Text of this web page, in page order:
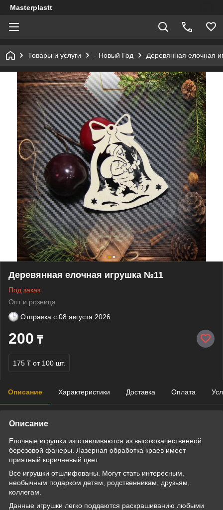
Masterplastt
Товары и услуги - Новый Год Деревянная елочная
Деревянная елочная игрушка №11
Под заказ
Опт и розница
Отправка с 08 августа 2026
200 ₸
175 ₸ от 100 шт.
Описание Характеристики Доставка Оплата
Описание
Елочные игрушки изготавливаются из высококачественной
березовой фанеры. Лазерная обработка краев имеет
приятный коричневый цвет.
Все игрушки отшлифованы. Могут стать интересным,
необычным подарком детям, родственникам, друзьям,
коллегам.
Данные игрушки легко поддаются раскрашиванию любыми